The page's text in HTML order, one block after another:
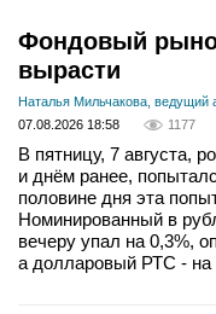
Фондовый
вырасти
Наталья Мильчакова, ведущий
07.08.2026 18:58
1177
В пятницу, 7 августа,
и днём ранее,
половине дня эта
Номинированный в
вечеру упал на 0,3%,
а долларовый РТС - на